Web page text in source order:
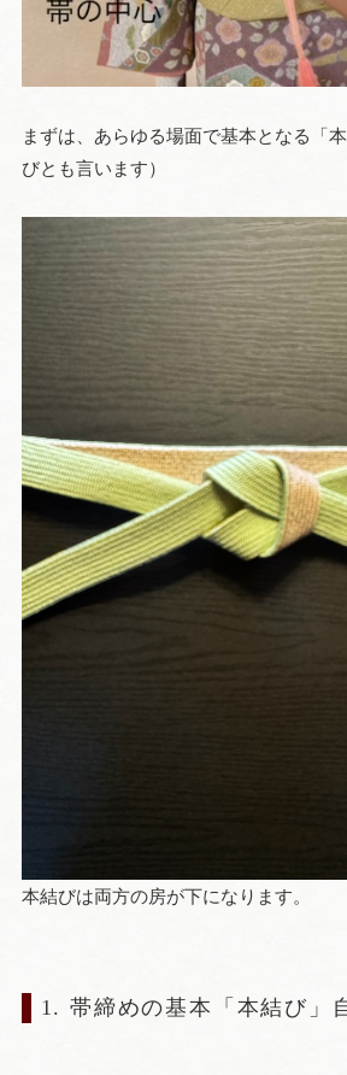
まずは、あらゆる場面で基本となる「
びとも言います）
本結びは両方の房が下になります。
1. 帯締めの基本「本結び」